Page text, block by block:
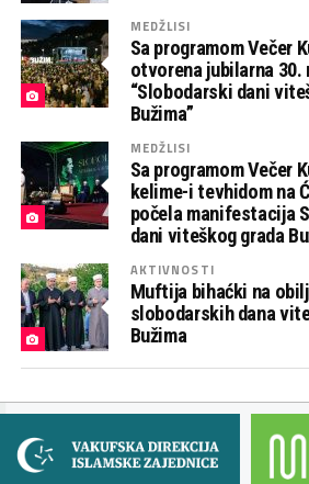
MEDŽLISI
Sa programom Večer
otvorena jubilarna
“Slobodarski dani
Bužima”
MEDŽLISI
Sa programom Večer
kelime-i tevhidom na
počela manifestacija
dani viteškog grada
AKTIVNOSTI
Muftija bihaćki na
slobodarskih dana
Bužima